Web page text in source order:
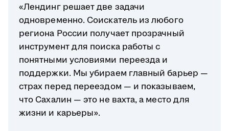
«Лендинг решает две задачи
одновременно. Соискатель из любого
региона России получает прозрачный
инструмент для поиска работы с
понятными условиями переезда и
поддержки. Мы убираем главный барьер —
страх перед переездом — и показываем,
что Сахалин — это не вахта, а место для
жизни и карьеры».